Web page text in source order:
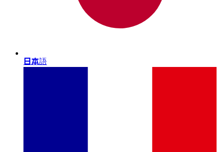
日本語